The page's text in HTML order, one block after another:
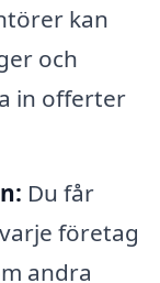
kan
och
in offerter
Du får
företag
andra